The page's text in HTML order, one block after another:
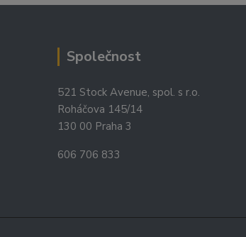
Společnost
521 Stock Avenue, spol. s r.o.
Roháčova 145/14
130 00 Praha 3
606 706 833